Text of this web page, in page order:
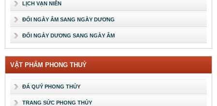
LỊCH VẠN NIÊN
ĐỔI NGÀY ÂM SANG NGÀY DƯƠNG
ĐỔI NGÀY DƯƠNG SANG NGÀY ÂM
VẬT PHẨM PHONG THUỶ
ĐÁ QUÝ PHONG THỦY
TRANG SỨC PHONG THỦY